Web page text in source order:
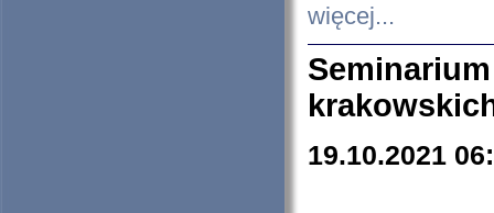
więcej...
19.10.2021